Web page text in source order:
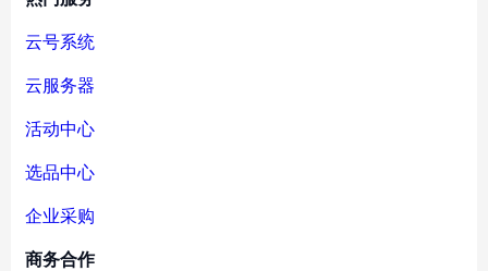
云号系统
云服务器
活动中心
选品中心
企业采购
商务合作